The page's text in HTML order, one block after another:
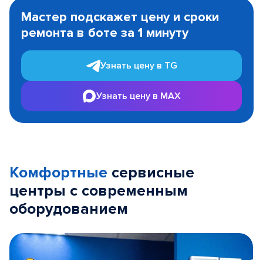
1
Мастер подскажет цену и сроки
ремонта в боте за 1 минуту
Узнать цену в TG
Узнать цену в MAX
Комфортные сервисные
центры с современным
оборудованием